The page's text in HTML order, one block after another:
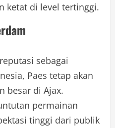
ketat di level tertinggi.
sebagai
Paes tetap akan
besar di Ajax.
permainan
tinggi dari publik